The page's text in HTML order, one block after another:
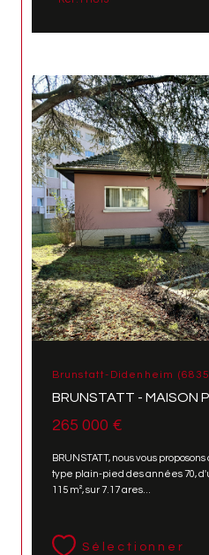
Brunstatt-Didenheim
BRUNSTATT - MAISON
265 000 €
BRUNSTATT, nous vous
type plain-pied des années 70,
115 m², sur 7.17 ares...
Sélectionner